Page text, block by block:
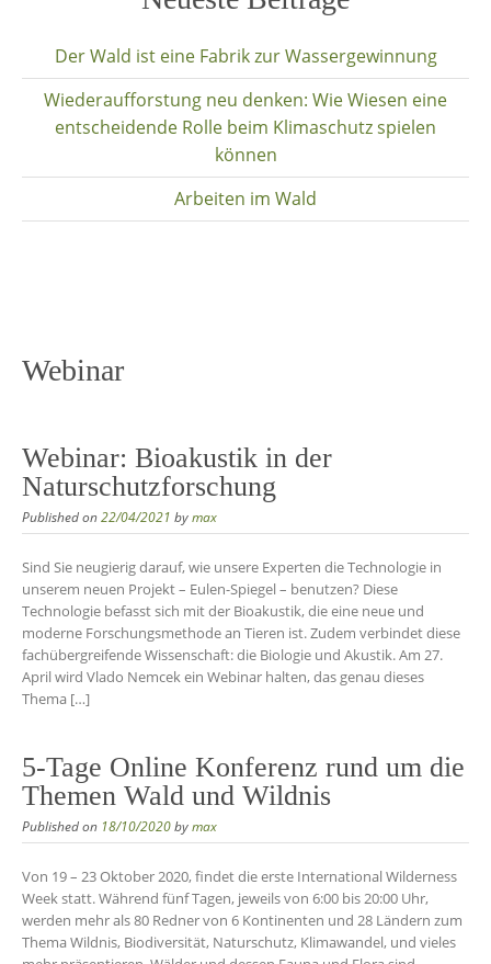
Der Wald ist eine Fabrik zur Wassergewinnung
Wiederaufforstung neu denken: Wie Wiesen eine
entscheidende Rolle beim Klimaschutz spielen
können
Arbeiten im Wald
Webinar
Webinar: Bioakustik in der
Naturschutzforschung
Published on22/04/2021 bymax
Sind Sie neugierig darauf, wie unsere Experten die Technologie in
unserem neuen Projekt – Eulen-Spiegel – benutzen? Diese
Technologie befasst sich mit der Bioakustik, die eine neue und
moderne Forschungsmethode an Tieren ist. Zudem verbindet diese
fachübergreifende Wissenschaft: die Biologie und Akustik. Am 27.
April wird Vlado Nemcek ein Webinar halten, das genau dieses
Thema […]
5-Tage Online Konferenz rund um die
Themen Wald und Wildnis
Published on 18/10/2020bymax
Von 19 – 23 Oktober 2020, findet die erste International Wilderness
Week statt. Während fünf Tagen, jeweils von 6:00 bis 20:00 Uhr,
werden mehr als 80 Redner von 6 Kontinenten und 28 Ländern zum
Thema Wildnis, Biodiversität, Naturschutz, Klimawandel, und vieles